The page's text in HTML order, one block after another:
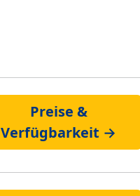
Preise &
Verfügbarkeit →